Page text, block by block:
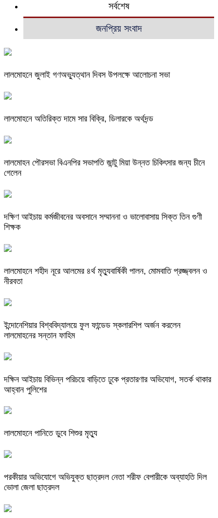
সর্বশেষ
জনপ্রিয় সংবাদ
লালমোহনে জুলাই গণঅভ্যুত্থান দিবস উপলক্ষে আলোচনা সভা
লালমোহনে অতিরিক্ত দামে সার বিক্রি, ডিলারকে অর্থদন্ড
লালমোহন পৌরসভা বিএনপির সভাপতি জান্টু মিয়া উন্নত চিকিৎসার জন্য চীনে
গেলেন
দক্ষিণ আইচায় কর্মজীবনের অবসানে সম্মাননা ও ভালোবাসায় সিক্ত তিন গুণী
শিক্ষক
লালমোহনে শহীদ নূরে আলমের ৪র্থ মৃত্যুবার্ষিকী পালন, মোমবাতি প্রজ্জ্বলন ও
নীরবতা
ইন্দোনেশিয়ার বিশ্ববিদ্যালয়ে ফুল ফান্ডেড স্কলারশিপ অর্জন করলেন
লালমোহনের সন্তান ফাহিম
দক্ষিন আইচায় ‎বিভিন্ন পরিচয়ে বাড়িতে ঢুকে প্রতারণার অভিযোগ, সতর্ক থাকার
আহ্বান পুলিশের
লালমোহনে পানিতে ডুবে শিশুর মৃত্যু
পরকীয়ার অভিযোগে অভিযুক্ত ছাত্রদল নেতা শরীফ বেপারীকে অব্যাহতি দিল
ভোলা জেলা ছাত্রদল